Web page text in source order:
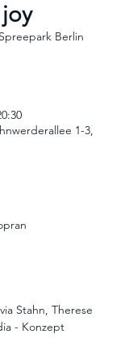
Spreepark Berlin
1-3,
Stahn, Therese
- Konzept